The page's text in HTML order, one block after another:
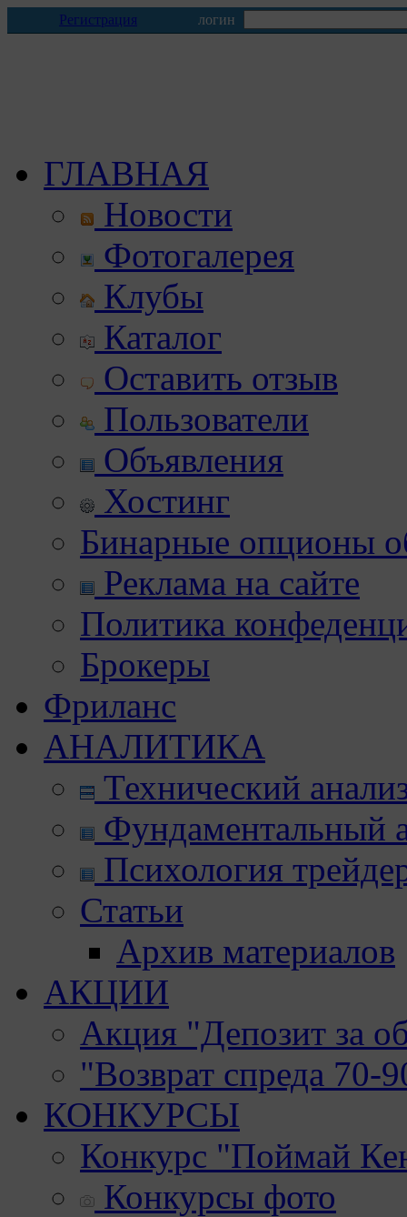
Регистрация логин
ГЛАВНАЯ
Новости
Фотогалерея
Клубы
Каталог
Оставить отзыв
Пользователи
Объявления
Хостинг
Бинарные опционы
Реклама на сайте
Политика
Брокеры
Фриланс
АНАЛИТИКА
Технический
Фундаментальный
Психология
Статьи
Архив материалов
АКЦИИ
Акция "Депозит за
"Возврат спреда 70-
КОНКУРСЫ
Конкурс "Поймай
Конкурсы фото